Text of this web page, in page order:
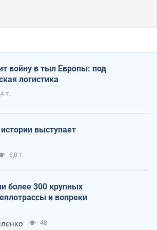
войну в тыл Европы: под
логистика
т.
выступает
6,0 т.
более 300 крупных
и вопреки
48